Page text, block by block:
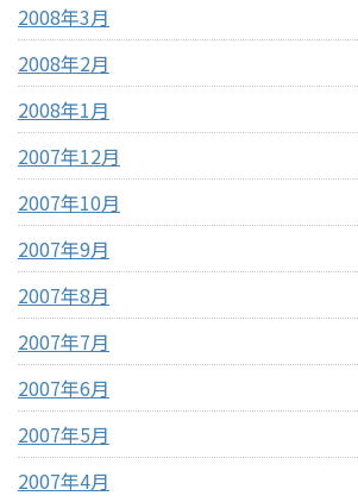
2008年3月
2008年2月
2008年1月
2007年12月
2007年10月
2007年9月
2007年8月
2007年7月
2007年6月
2007年5月
2007年4月